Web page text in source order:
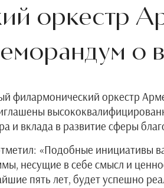
оркестр
о
филармонический оркестр
и вклада в развитие сферы
«Подобные инициативы
несущие в себе смысл и
пять лет, будет успешно